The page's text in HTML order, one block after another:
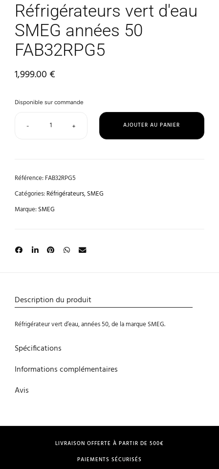
Réfrigérateurs vert d'eau
SMEG années 50
FAB32RPG5
1,999.00 €
Disponible sur commande
+
- AJOUTER AU PANIER
Référence:FAB32RPG5
Catégories:Réfrigérateurs,SMEG
Marque:SMEG
Description du produit
Réfrigérateur vert d’eau, années 50, de la marque SMEG.
Spécifications
Informations complémentaires
Avis
LIVRAISON OFFERTE À PARTIR DE 500€
PAIEMENTS SÉCURISÉS